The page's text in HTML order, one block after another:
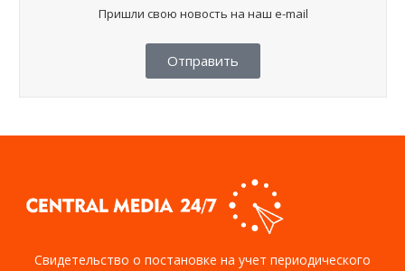
Пришли свою новость на наш e-mail
Отправить
Свидетельство о постановке на учет периодического